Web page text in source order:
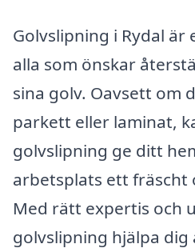
Golvslipning i Rydal
alla som önskar
sina golv. Oavsett om
parkett eller laminat,
golvslipning ge ditt
arbetsplats ett fräscht
Med rätt expertis och
golvslipning hjälpa